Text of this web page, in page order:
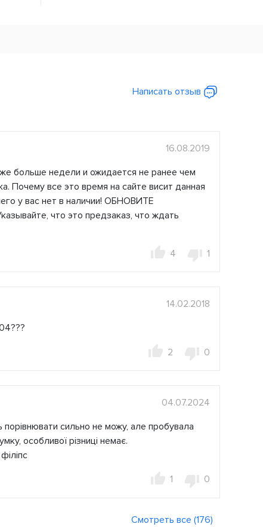
Написать отзыв
16.08.2019
больше недели и ожидается не ранее чем
Почему все это время на сайте висит данная
у вас нет в наличии! ОБНОВИТЕ
что это предзаказ, что ждать
4 1
14.02.2018
2 0
04.07.2024
сильно не можу, але пробувала
особливої ​​різниці немає.
1 0
Смотреть все (176)